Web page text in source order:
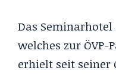
Das Seminarhotel
welches zur
erhielt seit seiner